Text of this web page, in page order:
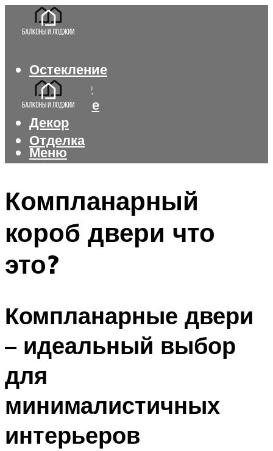
Остекление
Интерьер
Утепление
Декор
Отделка
Меню
Компланарный
короб двери что
это?
Компланарные двери
– идеальный выбор
для
минималистичных
интерьеров